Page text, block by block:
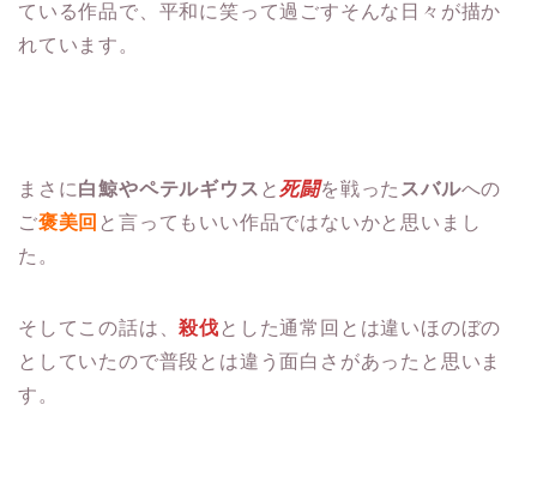
ている作品で、平和に笑って過ごすそんな日々が描か
れています。
まさに白鯨やペテルギウス と 死闘を戦った スバルへの
ご褒美回 と言ってもいい作品ではないかと思いまし
た。
そしてこの話は、殺伐 とした通常回とは違いほのぼの
としていたので普段とは違う面白さがあったと思いま
す。